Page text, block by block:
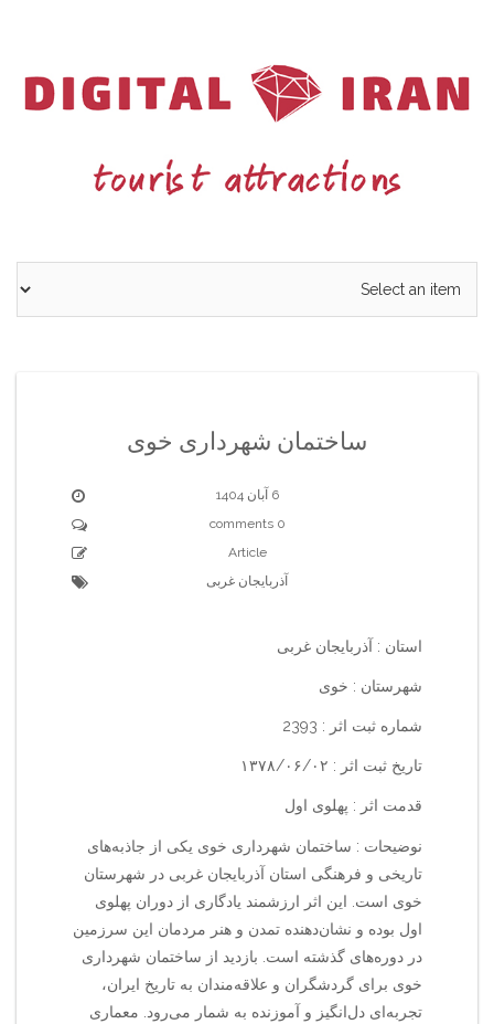
ساختمان شهرداری خوی
6 آبان 1404
0 comments
Article
آذربایجان غربی
استان : آذربایجان غربی
شهرستان : خوی
شماره ثبت اثر : 2393
تاریخ ثبت اثر : ۱۳۷۸/۰۶/۰۲
قدمت اثر : پهلوی اول
نوضیحات : ساختمان شهرداری خوی یکی از جاذبه‌های
تاریخی و فرهنگی استان آذربایجان غربی در شهرستان
خوی است. این اثر ارزشمند یادگاری از دوران پهلوی
اول بوده و نشان‌دهنده تمدن و هنر مردمان این سرزمین
در دوره‌های گذشته است. بازدید از ساختمان شهرداری
خوی برای گردشگران و علاقه‌مندان به تاریخ ایران،
تجربه‌ای دل‌انگیز و آموزنده به شمار می‌رود. معماری